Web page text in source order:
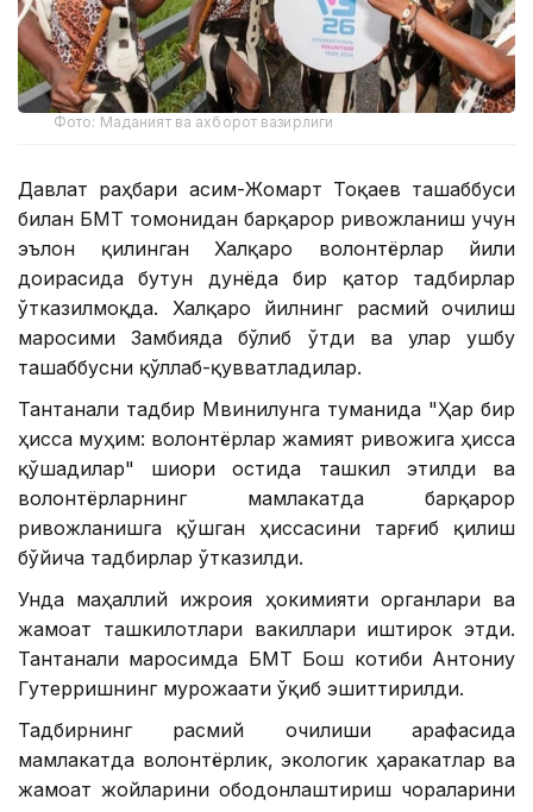
Фото: Маданият ва ахборот вазирлиги
Давлат раҳбари Қасим-Жомарт Тоқаев ташаббуси
билан БМТ томонидан барқарор ривожланиш учун
эълон қилинган Халқаро волонтёрлар йили
доирасида бутун дунёда бир қатор тадбирлар
ўтказилмоқда. Халқаро йилнинг расмий очилиш
маросими Замбияда бўлиб ўтди ва улар ушбу
ташаббусни қўллаб-қувватладилар.
Тантанали тадбир Мвинилунга туманида "Ҳар бир
ҳисса муҳим: волонтёрлар жамият ривожига ҳисса
қўшадилар" шиори остида ташкил этилди ва
волонтёрларнинг мамлакатда барқарор
ривожланишга қўшган ҳиссасини тарғиб қилиш
бўйича тадбирлар ўтказилди.
Унда маҳаллий ижроия ҳокимияти органлари ва
жамоат ташкилотлари вакиллари иштирок этди.
Тантанали маросимда БМТ Бош котиби Антониу
Гутерришнинг мурожаати ўқиб эшиттирилди.
Тадбирнинг расмий очилиши арафасида
мамлакатда волонтёрлик, экологик ҳаракатлар ва
жамоат жойларини ободонлаштириш чораларини